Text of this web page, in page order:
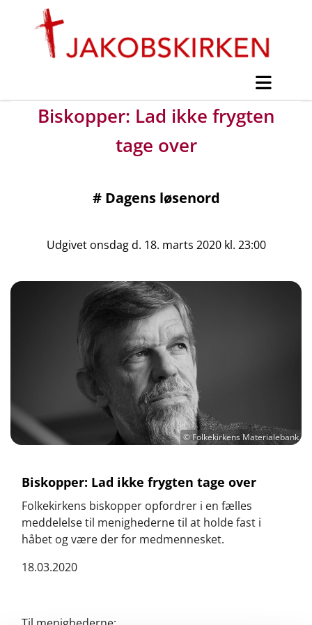
Biskopper: Lad ikke frygten
tage over
# Dagens løsenord
Udgivet onsdag d. 18. marts 2020 kl. 23:00
© Folkekirkens Materialebank
Biskopper: Lad ikke frygten tage over
Folkekirkens biskopper opfordrer i en fælles
meddelelse til menighederne til at holde fast i
håbet og være der for medmennesket.
18.03.2020